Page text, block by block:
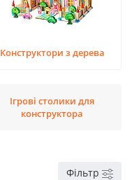
Конструктори з дерева
Ігрові столики для
конструктора
Фільтр